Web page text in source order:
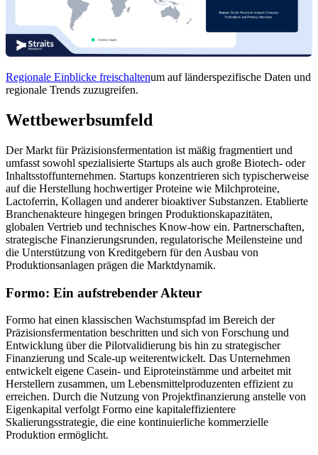
Regionale Einblicke freischaltenum auf länderspezifische Daten und
regionale Trends zuzugreifen.
Wettbewerbsumfeld
Der Markt für Präzisionsfermentation ist mäßig fragmentiert und
umfasst sowohl spezialisierte Startups als auch große Biotech- oder
Inhaltsstoffunternehmen. Startups konzentrieren sich typischerweise
auf die Herstellung hochwertiger Proteine ​​wie Milchproteine,
Lactoferrin, Kollagen und anderer bioaktiver Substanzen. Etablierte
Branchenakteure hingegen bringen Produktionskapazitäten,
globalen Vertrieb und technisches Know-how ein. Partnerschaften,
strategische Finanzierungsrunden, regulatorische Meilensteine ​​und
die Unterstützung von Kreditgebern für den Ausbau von
Produktionsanlagen prägen die Marktdynamik.
Formo: Ein aufstrebender Akteur
Formo hat einen klassischen Wachstumspfad im Bereich der
Präzisionsfermentation beschritten und sich von Forschung und
Entwicklung über die Pilotvalidierung bis hin zu strategischer
Finanzierung und Scale-up weiterentwickelt. Das Unternehmen
entwickelt eigene Casein- und Eiproteinstämme und arbeitet mit
Herstellern zusammen, um Lebensmittelproduzenten effizient zu
erreichen. Durch die Nutzung von Projektfinanzierung anstelle von
Eigenkapital verfolgt Formo eine kapitaleffizientere
Skalierungsstrategie, die eine kontinuierliche kommerzielle
Produktion ermöglicht.